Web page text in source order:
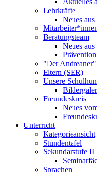
Aktuelles
Lehrkräfte
Neues
Beratungsteam
Neues aus
Prävention
"Der Andreaner"
Eltern (SER)
Unsere
Freundeskreis
Neues
Unterricht
Kategorieansicht
Stundentafel
Sekundarstufe II
Sprachen